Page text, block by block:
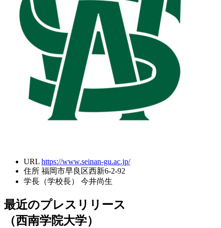
URL https://www.seinan-gu.ac.jp/
住所 福岡市早良区西新6-2-92
学長（学校長）
今井尚生
最近のプレスリリース
（西南学院大学）